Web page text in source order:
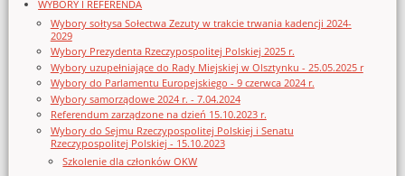
WYBORY I REFERENDA
Wybory sołtysa Sołectwa Zezuty w trakcie trwania kadencji 2024-
2029
Wybory Prezydenta Rzeczypospolitej Polskiej 2025 r.
Wybory uzupełniające do Rady Miejskiej w Olsztynku - 25.05.2025 r
Wybory do Parlamentu Europejskiego - 9 czerwca 2024 r.
Wybory samorządowe 2024 r. - 7.04.2024
Referendum zarządzone na dzień 15.10.2023 r.
Wybory do Sejmu Rzeczypospolitej Polskiej i Senatu
Rzeczypospolitej Polskiej - 15.10.2023
Szkolenie dla członków OKW